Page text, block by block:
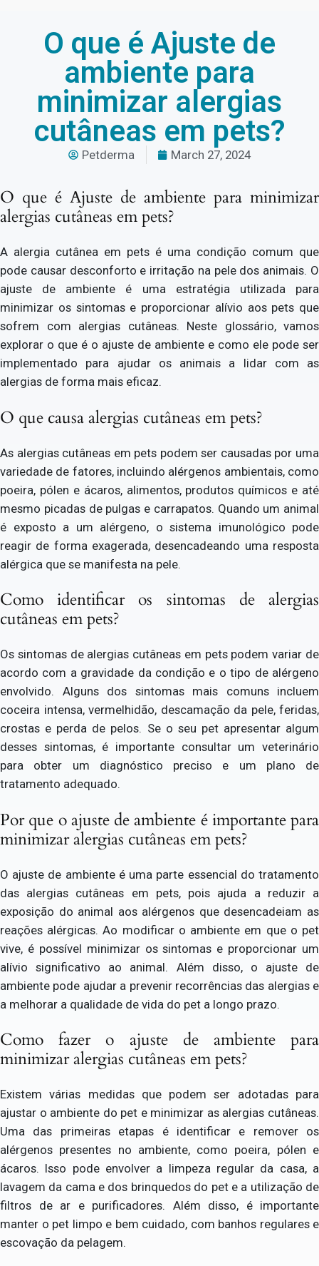
O que é Ajuste de
ambiente para
minimizar alergias
cutâneas em pets?
Petderma March 27, 2024
O que é Ajuste de ambiente para minimizar
alergias cutâneas em pets?
A alergia cutânea em pets é uma condição comum que
pode causar desconforto e irritação na pele dos animais. O
ajuste de ambiente é uma estratégia utilizada para
minimizar os sintomas e proporcionar alívio aos pets que
sofrem com alergias cutâneas. Neste glossário, vamos
explorar o que é o ajuste de ambiente e como ele pode ser
implementado para ajudar os animais a lidar com as
alergias de forma mais eficaz.
O que causa alergias cutâneas em pets?
As alergias cutâneas em pets podem ser causadas por uma
variedade de fatores, incluindo alérgenos ambientais, como
poeira, pólen e ácaros, alimentos, produtos químicos e até
mesmo picadas de pulgas e carrapatos. Quando um animal
é exposto a um alérgeno, o sistema imunológico pode
reagir de forma exagerada, desencadeando uma resposta
alérgica que se manifesta na pele.
Como identificar os sintomas de alergias
cutâneas em pets?
Os sintomas de alergias cutâneas em pets podem variar de
acordo com a gravidade da condição e o tipo de alérgeno
envolvido. Alguns dos sintomas mais comuns incluem
coceira intensa, vermelhidão, descamação da pele, feridas,
crostas e perda de pelos. Se o seu pet apresentar algum
desses sintomas, é importante consultar um veterinário
para obter um diagnóstico preciso e um plano de
tratamento adequado.
Por que o ajuste de ambiente é importante para
minimizar alergias cutâneas em pets?
O ajuste de ambiente é uma parte essencial do tratamento
das alergias cutâneas em pets, pois ajuda a reduzir a
exposição do animal aos alérgenos que desencadeiam as
reações alérgicas. Ao modificar o ambiente em que o pet
vive, é possível minimizar os sintomas e proporcionar um
alívio significativo ao animal. Além disso, o ajuste de
ambiente pode ajudar a prevenir recorrências das alergias e
a melhorar a qualidade de vida do pet a longo prazo.
Como fazer o ajuste de ambiente para
minimizar alergias cutâneas em pets?
Existem várias medidas que podem ser adotadas para
ajustar o ambiente do pet e minimizar as alergias cutâneas.
Uma das primeiras etapas é identificar e remover os
alérgenos presentes no ambiente, como poeira, pólen e
ácaros. Isso pode envolver a limpeza regular da casa, a
lavagem da cama e dos brinquedos do pet e a utilização de
filtros de ar e purificadores. Além disso, é importante
manter o pet limpo e bem cuidado, com banhos regulares e
escovação da pelagem.